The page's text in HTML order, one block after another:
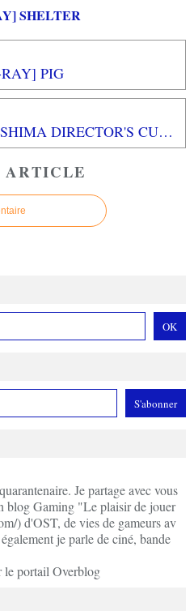
SHELTER
PIG
[TEST] GHOST OF TSUSHIMA DIRECTOR'S CUT PS5 : une version sublimée et enrichie sur PS5
ARTICLE
Je partage avec vous
blog Gaming "Le plaisir de jouer
) d'OST, de vies de gameurs av
je parle de ciné, bande
portail Overblog